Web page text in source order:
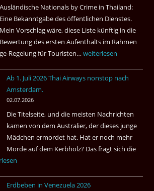
Gebiet
Ausländische Nationals by Crime in Thailand:
Eine Bekanntgabe des öffentlichen Dienstes.
Mein Vorschlag wäre, diese Liste künftig in die
Bewertung des ersten Aufenthalts im Rahmen
Regelung für Touristen…Tourismus:
Einreiseland
höchste
Kriminalität
aus?
weiterlesen
Ab 1. Juli 2026 Thai Airways nonstop nach
Amsterdam.
02.07.2026
Die Titelseite, und die meisten Nachrichten
kamen von dem Australier, der dieses junge
Mädchen ermordet hat. Hat er noch mehr
Morde auf dem Kerbholz? Das fragt sich die
Erdbeben in Venezuela 2026